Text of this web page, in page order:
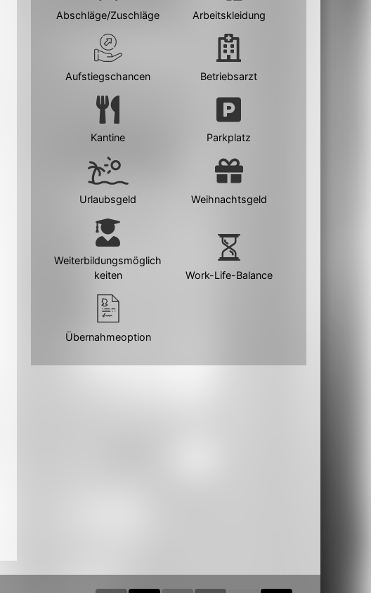
Abschläge/Zuschläge Arbeitskleidung
Aufstiegschancen Betriebsarzt
Kantine Parkplatz
Urlaubsgeld Weihnachtsgeld
Weiterbildungsmöglich
keiten
Work-Life-Balance
Übernahmeoption